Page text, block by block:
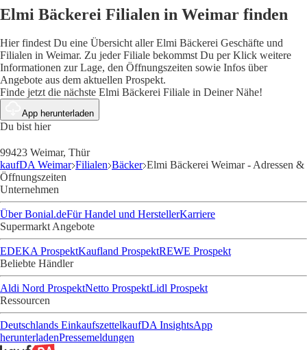
Elmi Bäckerei Filialen in Weimar finden
Hier findest Du eine Übersicht aller Elmi Bäckerei Geschäfte und
Filialen in Weimar. Zu jeder Filiale bekommst Du per Klick weitere
Informationen zur Lage, den Öffnungszeiten sowie Infos über
Angebote aus dem aktuellen Prospekt.
Finde jetzt die nächste Elmi Bäckerei Filiale in Deiner Nähe!
App herunterladen
Du bist hier
99423 Weimar, Thür
kaufDA Weimar Filialen Bäcker Elmi Bäckerei Weimar - Adressen &
Öffnungszeiten
Unternehmen
Über Bonial.deFür Handel und HerstellerKarriere
Supermarkt Angebote
EDEKA ProspektKaufland ProspektREWE Prospekt
Beliebte Händler
Aldi Nord ProspektNetto ProspektLidl Prospekt
Ressourcen
Deutschlands EinkaufszettelkaufDA InsightsApp
herunterladenPressemeldungen